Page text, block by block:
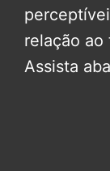
relação ao
Assista